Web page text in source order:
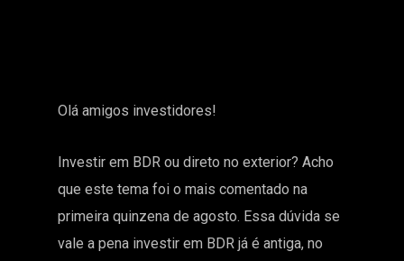
Olá amigos investidores!
Investir em BDR ou direto no exterior? Acho
que este tema foi o mais comentado na
primeira quinzena de agosto. Essa dúvida se
vale a pena investir em BDR já é antiga, no